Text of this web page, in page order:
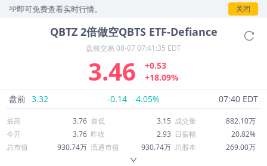
可免费查看实时行情。 关闭
QBTZ 2倍做空QBTS ETF-Defiance
盘前交易 08-07 07:41:35 EDT
3.46
+0.53
+18.09%
盘前 3.32 -0.14 -4.05% 07:40 EDT
最高 3.76 最低 3.15 成交量
882.10万
今开
3.76 昨收 2.93 日振幅
20.82%
总市值
930.74万 流通市值 930.74万 总股本
269.00万